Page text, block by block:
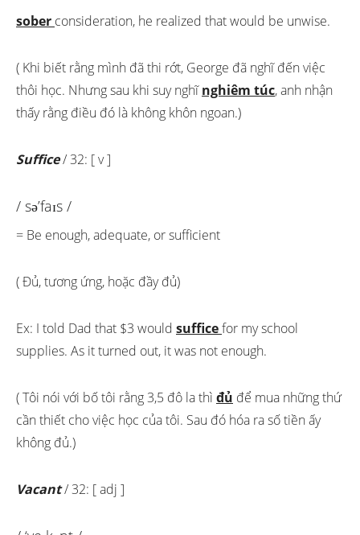
sober consideration, he realized that would be unwise.
( Khi biết rằng mình đã thi rớt, George đã nghĩ đến việc
thôi học. Nhưng sau khi suy nghĩnghiêm túc, anh nhận
thấy rằng điều đó là không khôn ngoan.)
Suffice/ 32: [ v ]
/ sə’faɪs /
= Be enough, adequate, or sufficient
( Đủ, tương ứng, hoặc đầy đủ)
Ex: I told Dad that $3 would sufficefor my school
supplies. As it turned out, it was not enough.
( Tôi nói với bố tôi rằng 3,5 đô la thì đủ để mua những thứ
cần thiết cho việc học của tôi. Sau đó hóa ra số tiền ấy
không đủ.)
Vacant/ 32: [ adj ]